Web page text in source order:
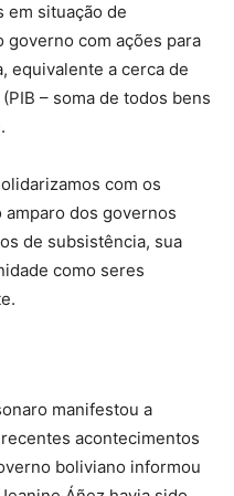
em situação de
governo com ações para
equivalente a cerca de
– soma de todos bens
com os
dos governos
de subsistência, sua
como seres
manifestou a
acontecimentos
boliviano informou